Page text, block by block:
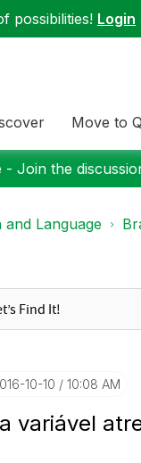
possibilities! Login
Move to
Join the
and Language
10-10 10:08 AM
variável